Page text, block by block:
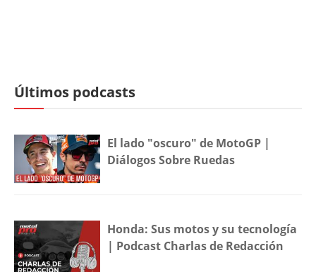
Últimos podcasts
El lado "oscuro" de MotoGP |
Diálogos Sobre Ruedas
Honda: Sus motos y su tecnología
| Podcast Charlas de Redacción